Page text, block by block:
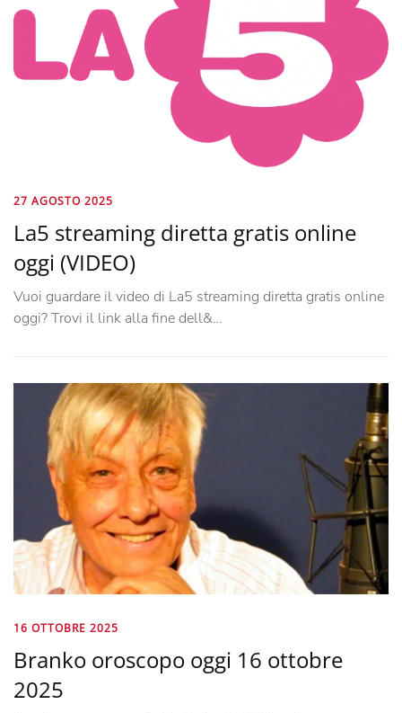
27 AGOSTO 2025
La5 streaming diretta gratis online
oggi (VIDEO)
Vuoi guardare il video di La5 streaming diretta gratis online
oggi? Trovi il link alla fine dell&…
16 OTTOBRE 2025
Branko oroscopo oggi 16 ottobre
2025